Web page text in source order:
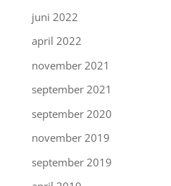
juni 2022
april 2022
november 2021
september 2021
september 2020
november 2019
september 2019